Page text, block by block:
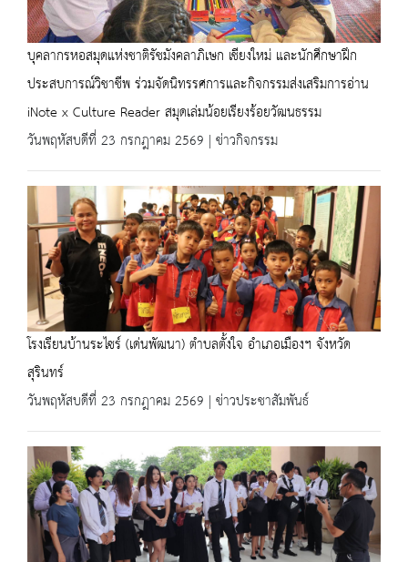
บุคลากรหอสมุดแห่งชาติรัชมังคลาภิเษก เชียงใหม่ และนักศึกษาฝึก
ประสบการณ์วิชาชีพ ร่วมจัดนิทรรศการและกิจกรรมส่งเสริมการอ่าน
iNote x Culture Reader สมุดเล่มน้อยเรียงร้อยวัฒนธรรม
วันพฤหัสบดีที่ 23 กรกฎาคม 2569 | ข่าวกิจกรรม
โรงเรียนบ้านระไซร์ (เด่นพัฒนา) ตำบลตั้งใจ อำเภอเมืองฯ จังหวัด
สุรินทร์
วันพฤหัสบดีที่ 23 กรกฎาคม 2569 | ข่าวประชาสัมพันธ์